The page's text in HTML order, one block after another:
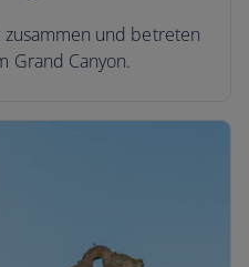
und betreten
Grand Canyon.